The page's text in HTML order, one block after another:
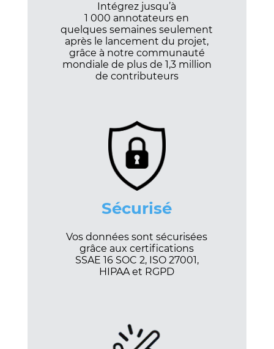
Intégrez jusqu’à
1 000 annotateurs en
quelques semaines seulement
après le lancement du projet,
grâce à notre communauté
mondiale de plus de 1,3 million
de contributeurs
Sécurisé
Vos données sont sécurisées
grâce aux certifications
SSAE 16 SOC 2, ISO 27001,
HIPAA et RGPD